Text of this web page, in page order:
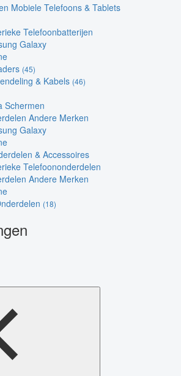
Mobiele Telefoons & Tablets
Telefoonbatterijen
Galaxy
(45)
& Kabels (46)
Schermen
Andere Merken
Galaxy
& Accessoires
Telefoononderdelen
Andere Merken
(18)